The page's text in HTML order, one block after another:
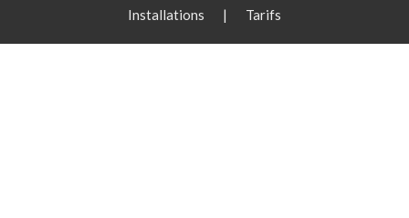
Installations | Tarifs